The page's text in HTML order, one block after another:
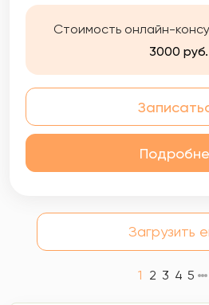
клинической психологии.
более глубокое
Стоимость онлайн-
3000 руб.
Загрузить
1 2 3 4 5